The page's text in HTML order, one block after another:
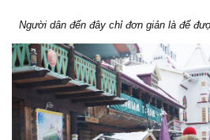
Người dân đến đây chỉ đơn giản là để